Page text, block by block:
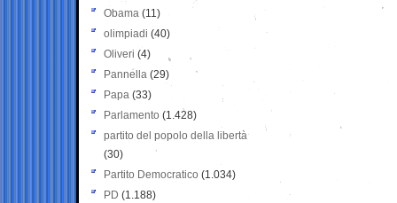
Obama (11)
olimpiadi (40)
Oliveri (4)
Pannella (29)
Papa (33)
Parlamento (1.428)
partito del popolo della libertà
(30)
Partito Democratico (1.034)
PD (1.188)